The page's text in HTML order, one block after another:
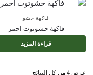
فاكهة حشو
فاكهة حشوتوت احمر
قراءة المزيد
عرض ⁦4⁩ من كل النتائج